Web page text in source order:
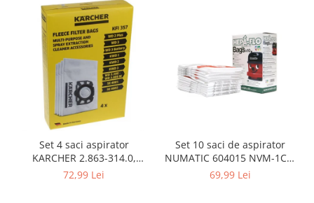
Camera copilului
Hrana bebelusi
Igiena si ingrijire
Jucarii si Jocuri
Maternitate
Petshop
Accesorii animale de companie
Acvaristica
Castroane si adapatori animale
Igiena animale de companie
Set 4 saci aspirator
KARCHER 2.863-314.0,
compatibil cu WD, KWD, SE
72,99 Lei
Set 10 saci de aspirator
NUMATIC 604015 NVM-1CH,
9L
69,99 Lei